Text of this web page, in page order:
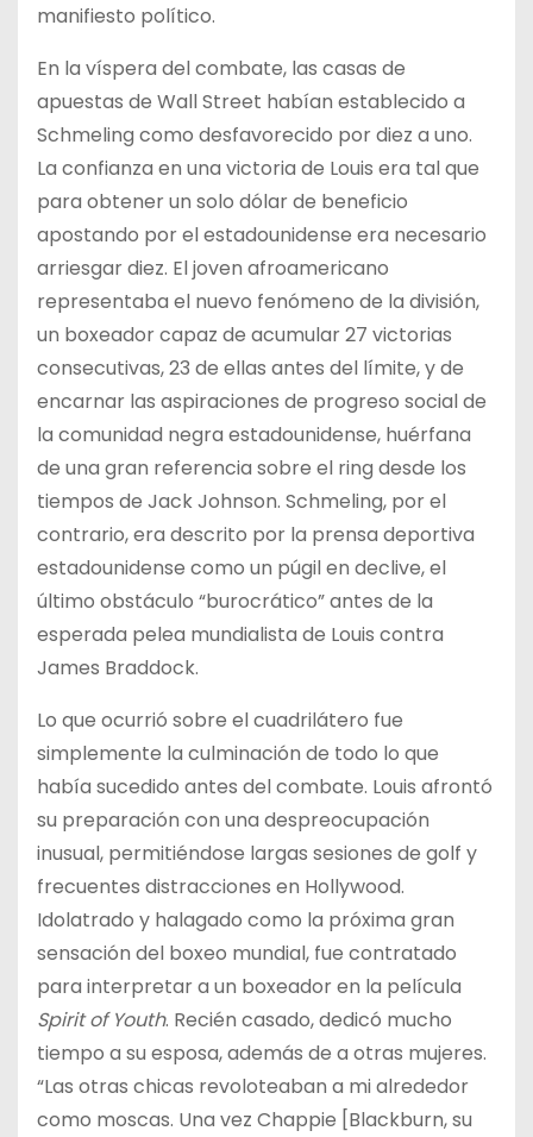
manifiesto político.
En la víspera del combate, las casas de
apuestas de Wall Street habían establecido a
Schmeling como desfavorecido por diez a uno.
La confianza en una victoria de Louis era tal que
para obtener un solo dólar de beneficio
apostando por el estadounidense era necesario
arriesgar diez. El joven afroamericano
representaba el nuevo fenómeno de la división,
un boxeador capaz de acumular 27 victorias
consecutivas, 23 de ellas antes del límite, y de
encarnar las aspiraciones de progreso social de
la comunidad negra estadounidense, huérfana
de una gran referencia sobre el ring desde los
tiempos de Jack Johnson. Schmeling, por el
contrario, era descrito por la prensa deportiva
estadounidense como un púgil en declive, el
último obstáculo “burocrático” antes de la
esperada pelea mundialista de Louis contra
James Braddock.
Lo que ocurrió sobre el cuadrilátero fue
simplemente la culminación de todo lo que
había sucedido antes del combate. Louis afrontó
su preparación con una despreocupación
inusual, permitiéndose largas sesiones de golf y
frecuentes distracciones en Hollywood.
Idolatrado y halagado como la próxima gran
sensación del boxeo mundial, fue contratado
para interpretar a un boxeador en la película
Spirit of Youth. Recién casado, dedicó mucho
tiempo a su esposa, además de a otras mujeres.
“Las otras chicas revoloteaban a mi alrededor
como moscas. Una vez Chappie [Blackburn, su